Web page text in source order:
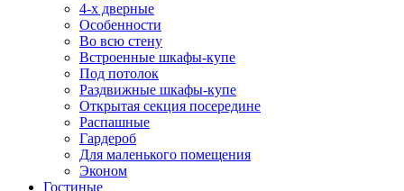
4-х дверные
Особенности
Во всю стену
Встроенные шкафы-купе
Под потолок
Раздвижные шкафы-купе
Открытая секция посередине
Распашные
Гардероб
Для маленького помещения
Эконом
Гостиные